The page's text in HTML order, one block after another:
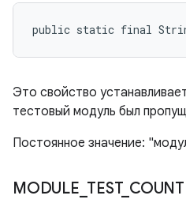
public static final String
Это свойство
тестовый модуль был
Постоянное значение:
MODULE TEST_ COUNT